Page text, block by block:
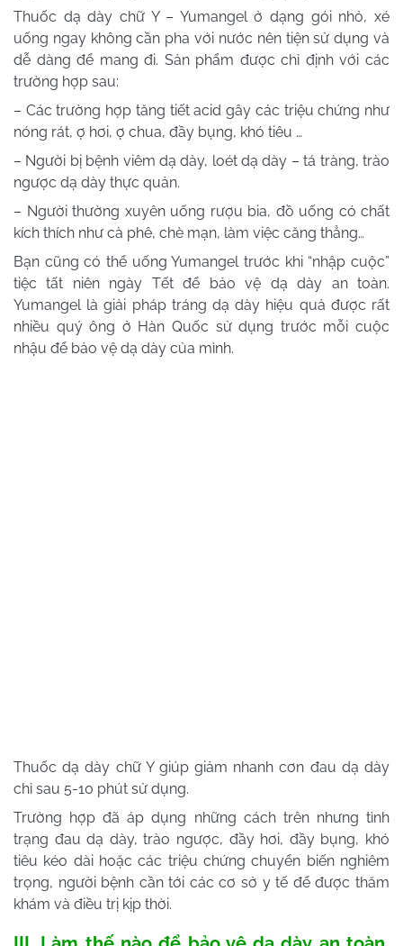
Thuốc dạ dày chữ Y – Yumangel ở dạng gói nhỏ, xé
uống ngay không cần pha với nước nên tiện sử dụng và
dễ dàng để mang đi. Sản phẩm được chỉ định với các
trường hợp sau:
– Các trường hợp tăng tiết acid gây các triệu chứng như
nóng rát, ợ hơi, ợ chua, đầy bụng, khó tiêu …
– Người bị bệnh viêm dạ dày, loét dạ dày – tá tràng, trào
ngược dạ dày thực quản.
– Người thường xuyên uống rượu bia, đồ uống có chất
kích thích như cà phê, chè mạn, làm việc căng thẳng…
Bạn cũng có thể uống Yumangel trước khi “nhập cuộc”
tiệc tất niên ngày Tết để bảo vệ dạ dày an toàn.
Yumangel là giải pháp tráng dạ dày hiệu quả được rất
nhiều quý ông ở Hàn Quốc sử dụng trước mỗi cuộc
nhậu để bảo vệ dạ dày của mình.
Thuốc dạ dày chữ Y giúp giảm nhanh cơn đau dạ dày
chỉ sau 5-10 phút sử dụng.
Trường hợp đã áp dụng những cách trên nhưng tình
trạng đau dạ dày, trào ngược, đầy hơi, đầy bụng, khó
tiêu kéo dài hoặc các triệu chứng chuyển biến nghiêm
trọng, người bệnh cần tới các cơ sở y tế để được thăm
khám và điều trị kịp thời.